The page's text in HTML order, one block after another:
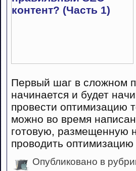
Первый шаг в сложном
начинается и будет
провести оптимизацию
можно во время
готовую, размещенную
проводить оптимизацию
Опубликовано в